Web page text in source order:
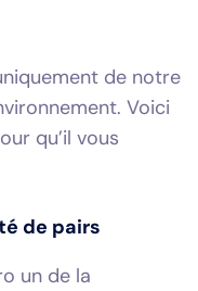
de notre
Voici
qu’il vous
de pairs
un de la